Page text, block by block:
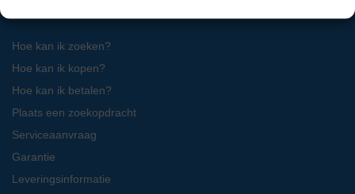
Hoe kan ik zoeken?
Hoe kan ik kopen?
Hoe kan ik betalen?
Plaats een zoekopdracht
Serviceaanvraag
Garantie
Leveringsinformatie